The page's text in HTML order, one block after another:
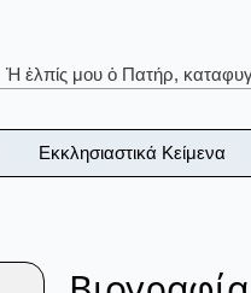
Ἡ ἐλπίς μου ὁ Πατήρ,
Εκκλησιαστικά Κείμενα